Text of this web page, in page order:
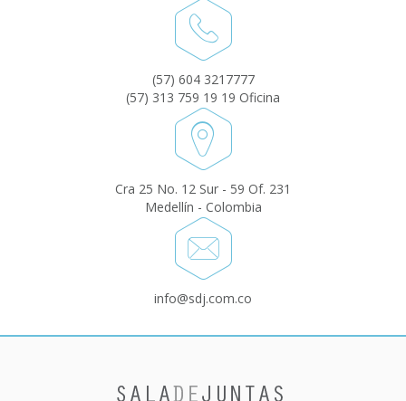
(57) 604 3217777
(57) 313 759 19 19 Oficina
Cra 25 No. 12 Sur - 59 Of. 231
Medellín - Colombia
info@sdj.com.co